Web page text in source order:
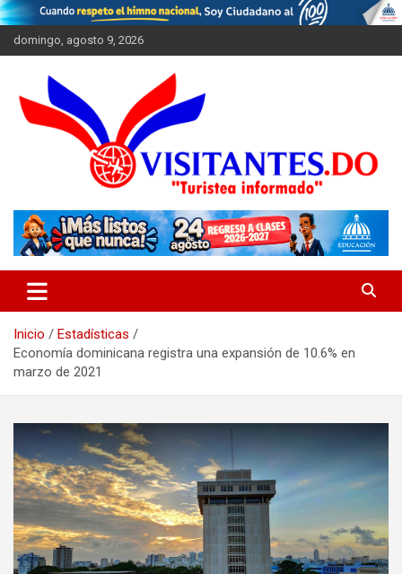
Saltar
al
contenido
domingo, agosto 9, 2026
Visitantes
Inicio
Estadísticas
Economía dominicana registra una expansión de 10.6% en
marzo de 2021